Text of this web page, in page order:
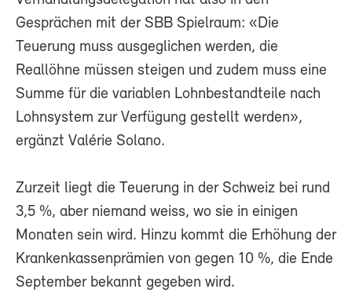
Gesprächen mit der SBB Spielraum: «Die
Teuerung muss ausgeglichen werden, die
Reallöhne müssen steigen und zudem muss eine
Summe für die variablen Lohnbestandteile nach
Lohnsystem zur Verfügung gestellt werden»,
ergänzt Valérie Solano.
Zurzeit liegt die Teuerung in der Schweiz bei rund
3,5 %, aber niemand weiss, wo sie in einigen
Monaten sein wird. Hinzu kommt die Erhöhung der
Krankenkassenprämien von gegen 10 %, die Ende
September bekannt gegeben wird.